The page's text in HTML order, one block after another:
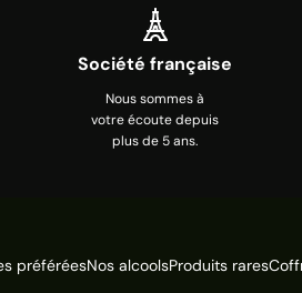
Société française
Nous sommes à
votre écoute depuis
plus de 5 ans.
préféréesNos alcoolsProduits rares